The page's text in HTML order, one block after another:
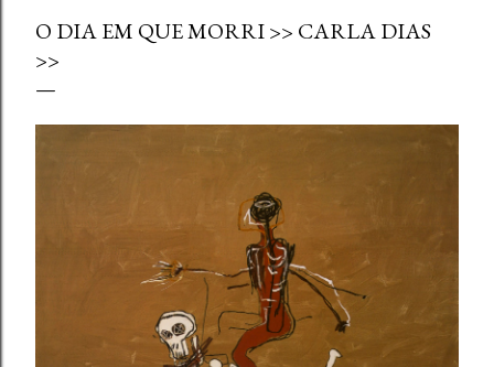
O DIA EM QUE MORRI >> CARLA DIAS
>>